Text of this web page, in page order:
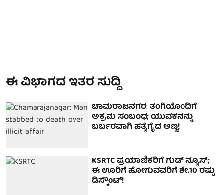
ಈ ವಿಭಾಗದ ಇತರ ಸುದ್ದಿ
ಚಾಮರಾಜನಗರ: ತಂಗಿಯೊಂದಿಗೆ
ಅಕ್ರಮ ಸಂಬಂಧ; ಯುವಕನನ್ನು
ಬರ್ಬರವಾಗಿ ಹತ್ಯೆಗೈದ ಅಣ್ಣ!
KSRTC ಪ್ರಯಾಣಿಕರಿಗೆ ಗುಡ್ ನ್ಯೂಸ್;
ಈ ಊರಿಗೆ ಹೋಗುವವರಿಗೆ ಶೇ.10 ರಷ್ಟು
ಡಿಸ್ಕೌಂಟ್!